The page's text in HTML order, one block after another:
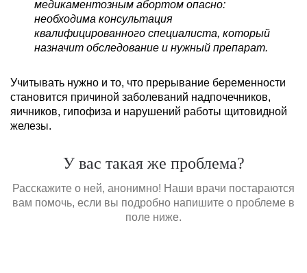
медикаментозным абортом опасно:
необходима консультация
квалифицированного специалиста, который
назначит обследование и нужный препарат.
Учитывать нужно и то, что прерывание беременности
становится причиной заболеваний надпочечников,
яичников, гипофиза и нарушений работы щитовидной
железы.
У вас такая же проблема?
Расскажите о ней, анонимно! Наши врачи постараются
вам помочь, если вы подробно напишите о проблеме в
поле ниже.